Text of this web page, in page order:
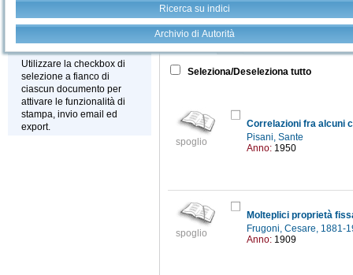
Ricerca su indici
Archivio di Autorità
Stampa - Email - Export
Utilizzare la checkbox di
selezione a fianco di
ciascun documento per
attivare le funzionalità di
stampa, invio email ed
export.
Tutto +
Seleziona/Deseleziona tutto
spoglio
Pisani, Sante
Anno: 1950
spoglio
Frugoni, Cesare, 1881-
Anno: 1909